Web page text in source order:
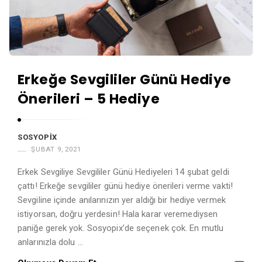
Erkeğe Sevgililer Günü Hediye
Önerileri – 5 Hediye
SOSYOPIX
ŞUBAT 9, 2021
Erkek Sevgiliye Sevgililer Günü Hediyeleri 14 şubat geldi
çattı! Erkeğe sevgililer günü hediye önerileri verme vakti!
Sevgiline içinde anılarınızın yer aldığı bir hediye vermek
istiyorsan, doğru yerdesin! Hala karar veremediysen
paniğe gerek yok. Sosyopix’de seçenek çok. En mutlu
anlarınızla dolu …